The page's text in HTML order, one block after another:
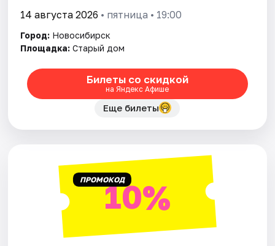
14 августа 2026 • пятница • 19:00
Город: Новосибирск
Площадка: Старый дом
Билеты со скидкой
на Яндекс Афише
Еще билеты
ПРОМОКОД10%